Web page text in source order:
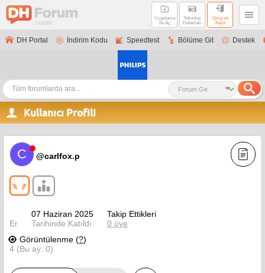
Uygulama
ile Aç
Teknoloji
Haberleri
Giriş ve
Kayıt
DH Portal İndirim Kodu Speedtest Bölüme Git Destek
Kullanıcı Profili
C @carlfox.p
Er
07 Haziran 2025
Tarihinde Katıldı
Takip Ettikleri
0 üye
Görüntülenme (?)
4 (Bu ay: 0)